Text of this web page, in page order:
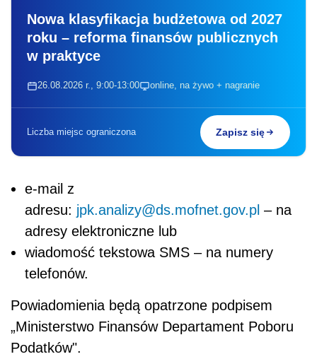
Nowa klasyfikacja budżetowa od 2027
roku – reforma finansów publicznych
w praktyce
26.08.2026 r., 9:00-13:00 online, na żywo + nagranie
Liczba miejsc ograniczona Zapisz się
e-mail z
adresu: jpk.analizy@ds.mofnet.gov.pl – na
adresy elektroniczne lub
wiadomość tekstowa SMS – na numery
telefonów.
Powiadomienia będą opatrzone podpisem
„Ministerstwo Finansów Departament Poboru
Podatków".